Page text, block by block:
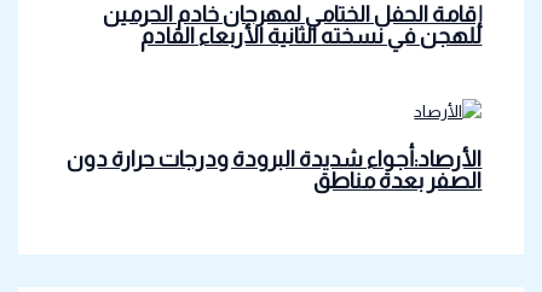
إقامة الحفل الختامي لمهرجان خادم الحرمين
للهجن في نسخته الثانية الأربعاء القادم
الأرصاد:أجواء شديدة البرودة ودرجات حرارة دون
الصفر بعدة مناطق